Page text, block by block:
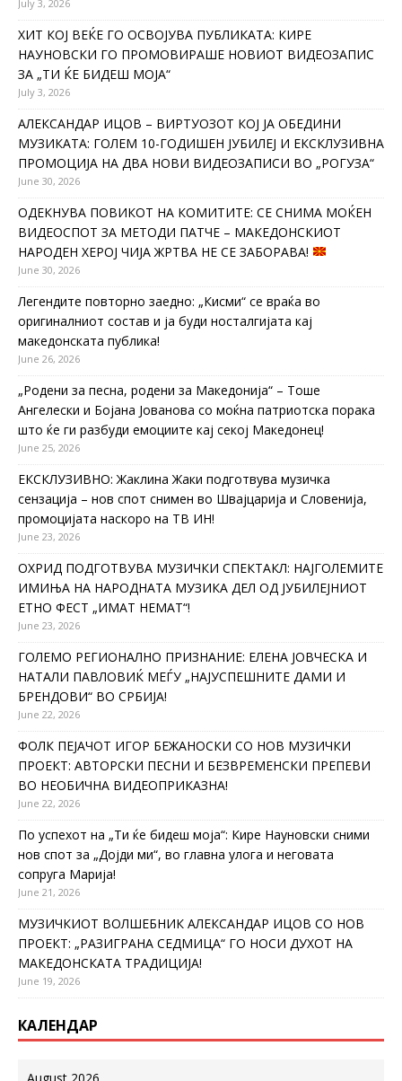
July 3, 2026
ХИТ КОЈ ВЕЌЕ ГО ОСВОЈУВА ПУБЛИКАТА: КИРЕ
НАУНОВСКИ ГО ПРОМОВИРАШЕ НОВИОТ ВИДЕОЗАПИС
ЗА „ТИ ЌЕ БИДЕШ МОЈА“
July 3, 2026
АЛЕКСАНДАР ИЦОВ – ВИРТУОЗОТ КОЈ ЈА ОБЕДИНИ
МУЗИКАТА: ГОЛЕМ 10-ГОДИШЕН ЈУБИЛЕЈ И ЕКСКЛУЗИВНА
ПРОМОЦИЈА НА ДВА НОВИ ВИДЕОЗАПИСИ ВО „РОГУЗА“
June 30, 2026
ОДЕКНУВА ПОВИКОТ НА КОМИТИТЕ: СЕ СНИМА МОЌЕН
ВИДЕОСПОТ ЗА МЕТОДИ ПАТЧЕ – МАКЕДОНСКИОТ
НАРОДЕН ХЕРОЈ ЧИЈА ЖРТВА НЕ СЕ ЗАБОРАВА!
June 30, 2026
Легендите повторно заедно: „Кисми“ се враќа во
оригиналниот состав и ја буди носталгијата кај
македонската публика!
June 26, 2026
„Родени за песна, родени за Македонија“ – Тоше
Ангелески и Бојана Јованова со моќна патриотска порака
што ќе ги разбуди емоциите кај секој Македонец!
June 25, 2026
ЕКСКЛУЗИВНО: Жаклина Жаки подготвува музичка
сензација – нов спот снимен во Швајцарија и Словенија,
промоцијата наскоро на ТВ ИН!
June 23, 2026
ОХРИД ПОДГОТВУВА МУЗИЧКИ СПЕКТАКЛ: НАЈГОЛЕМИТЕ
ИМИЊА НА НАРОДНАТА МУЗИКА ДЕЛ ОД ЈУБИЛЕЈНИОТ
ЕТНО ФЕСТ „ИМАТ НЕМАТ“!
June 23, 2026
ГОЛЕМО РЕГИОНАЛНО ПРИЗНАНИЕ: ЕЛЕНА ЈОВЧЕСКА И
НАТАЛИ ПАВЛОВИЌ МЕЃУ „НАЈУСПЕШНИТЕ ДАМИ И
БРЕНДОВИ“ ВО СРБИЈА!
June 22, 2026
ФОЛК ПЕЈАЧОТ ИГОР БЕЖАНОСКИ СО НОВ МУЗИЧКИ
ПРОЕКТ: АВТОРСКИ ПЕСНИ И БЕЗВРЕМЕНСКИ ПРЕПЕВИ
ВО НЕОБИЧНА ВИДЕОПРИКАЗНА!
June 22, 2026
По успехот на „Ти ќе бидеш моја“: Кире Науновски сними
нов спот за „Дојди ми“, во главна улога и неговата
сопруга Марија!
June 21, 2026
МУЗИЧКИОТ ВОЛШЕБНИК АЛЕКСАНДАР ИЦОВ СО НОВ
ПРОЕКТ: „РАЗИГРАНА СЕДМИЦА“ ГО НОСИ ДУХОТ НА
МАКЕДОНСКАТА ТРАДИЦИЈА!
June 19, 2026
КАЛЕНДАР